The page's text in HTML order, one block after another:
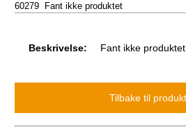
60279 Fant ikke produktet
Beskrivelse: Fant ikke produktet